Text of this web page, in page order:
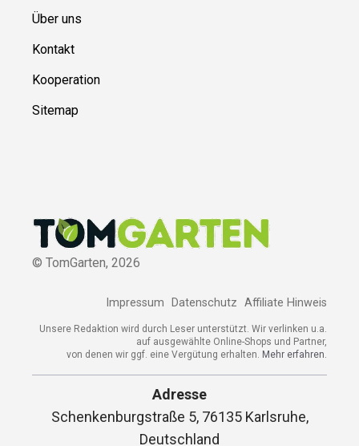
Über uns
Kontakt
Kooperation
Sitemap
© TomGarten, 2026
Impressum Datenschutz Affiliate Hinweis
Unsere Redaktion wird durch Leser unterstützt. Wir verlinken u.a.
auf ausgewählte Online-Shops und Partner,
von denen wir ggf. eine Vergütung erhalten. Mehr erfahren.
Adresse
Schenkenburgstraße 5, 76135 Karlsruhe,
Deutschland